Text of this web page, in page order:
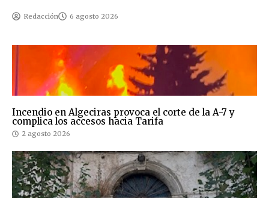
Redacción 6 agosto 2026
Incendio en Algeciras provoca el corte de la A-7 y
complica los accesos hacia Tarifa
2 agosto 2026